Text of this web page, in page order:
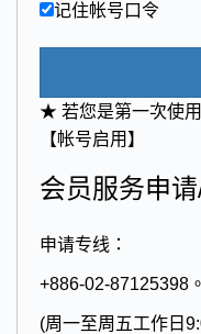
记住帐号口令
★ 若您是第一次使
【帐号启用】
会员服务申
申请专线：
+886-02-87125398。
(周一至周五工作日